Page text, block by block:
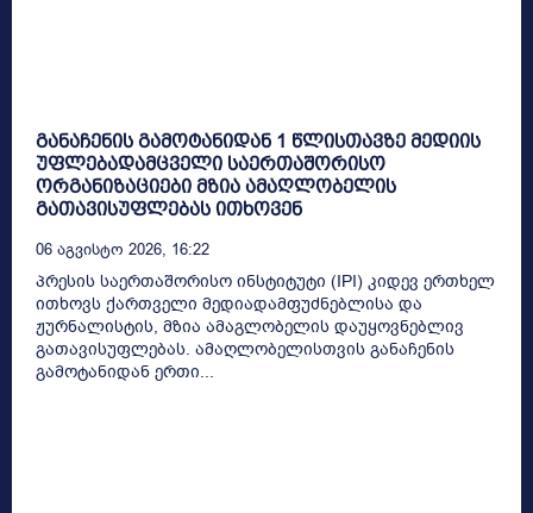
განაჩენის გამოტანიდან 1 წლისთავზე მედიის
უფლებადამცველი საერთაშორისო
ორგანიზაციები მზია ამაღლობელის
გათავისუფლებას ითხოვენ
06 Აგვისტო 2026, 16:22
პრესის საერთაშორისო ინსტიტუტი (IPI) კიდევ ერთხელ
ითხოვს ქართველი მედიადამფუძნებლისა და
ჟურნალისტის, მზია ამაგლობელის დაუყოვნებლივ
გათავისუფლებას. ამაღლობელისთვის განაჩენის
გამოტანიდან ერთი...